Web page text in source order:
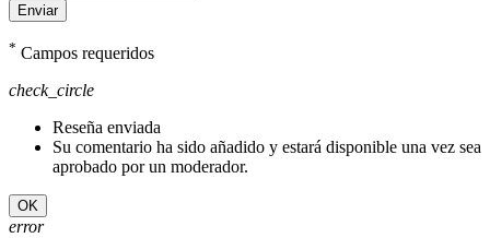
Enviar
* Campos requeridos
check_circle
Reseña enviada
Su comentario ha sido añadido y estará disponible una vez sea
aprobado por un moderador.
OK
error